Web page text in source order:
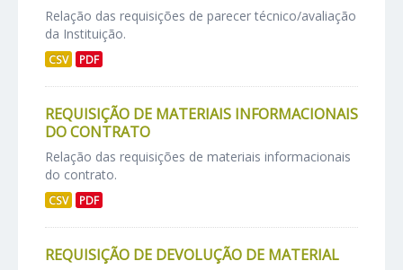
Relação das requisições de parecer técnico/avaliação
da Instituição.
CSV PDF
REQUISIÇÃO DE MATERIAIS INFORMACIONAIS
DO CONTRATO
Relação das requisições de materiais informacionais
do contrato.
CSV PDF
REQUISIÇÃO DE DEVOLUÇÃO DE MATERIAL